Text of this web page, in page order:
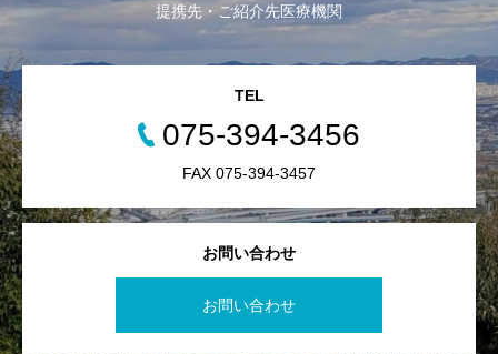
提携先・ご紹介先医療機関
お問い合わせ
お問い合わせ
TEL
075-394-3456
FAX 075-394-3457